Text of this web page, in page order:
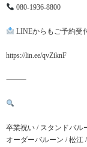
080-1936-8800
LINEからもご予約受
https://lin.ee/qvZiknF
⸻
卒業祝い / スタンドバル
オーダーバルーン / 松江